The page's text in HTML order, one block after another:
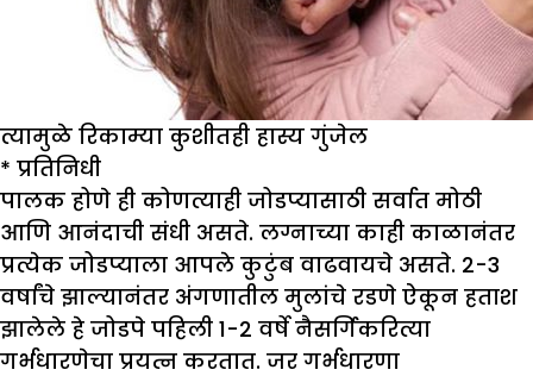
त्यामुळे रिकाम्या कुशीतही हास्य गुंजेल
* प्रतिनिधी
पालक होणे ही कोणत्याही जोडप्यासाठी सर्वात मोठी
आणि आनंदाची संधी असते. लग्नाच्या काही काळानंतर
प्रत्येक जोडप्याला आपले कुटुंब वाढवायचे असते. 2-3
वर्षांचे झाल्यानंतर अंगणातील मुलांचे रडणे ऐकून हताश
झालेले हे जोडपे पहिली 1-2 वर्षे नैसर्गिकरित्या
गर्भधारणेचा प्रयत्न करतात. जर गर्भधारणा